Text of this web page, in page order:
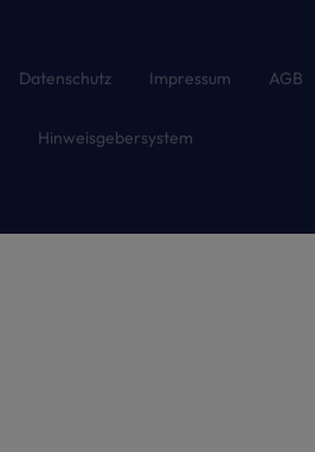
Datenschutz Impressum AGB
Hinweisgebersystem